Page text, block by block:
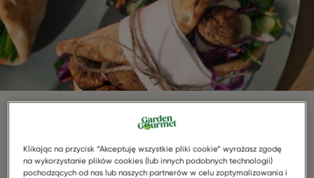
FacebookTwitterWhatsApp
Roślinny lunch box - jakie przekąski
Klikając na przycisk “Akceptuję wszystkie pliki cookie” wyrażasz zgodę
na wykorzystanie plików cookies (lub innych podobnych technologii)
pochodzących od nas lub naszych partnerów w celu zoptymalizowania i